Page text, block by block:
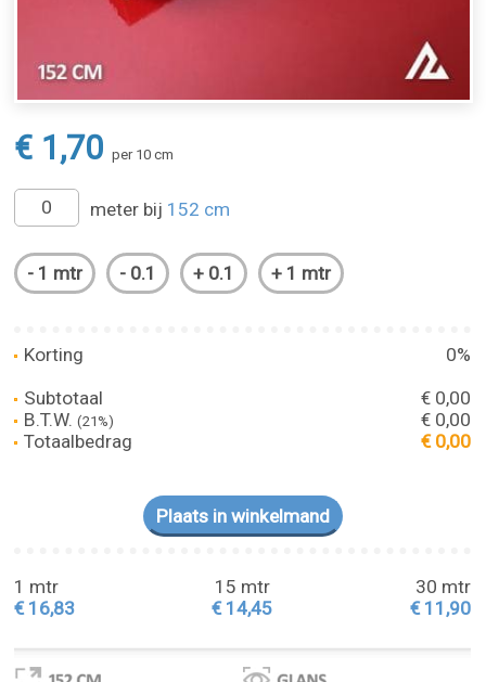
€ 1,70 per 10 cm
meter bij 152 cm
Korting
0%
Subtotaal
€ 0,00
B.T.W.(21%)
€ 0,00
Totaalbedrag
€ 0,00
1 mtr
€ 16,83
15 mtr
€ 14,45
30 mtr
€ 11,90